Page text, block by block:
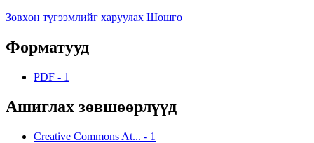
Зөвхөн түгээмлийг харуулах Шошго
Форматууд
PDF - 1
Ашиглах зөвшөөрлүүд
Creative Commons At... - 1